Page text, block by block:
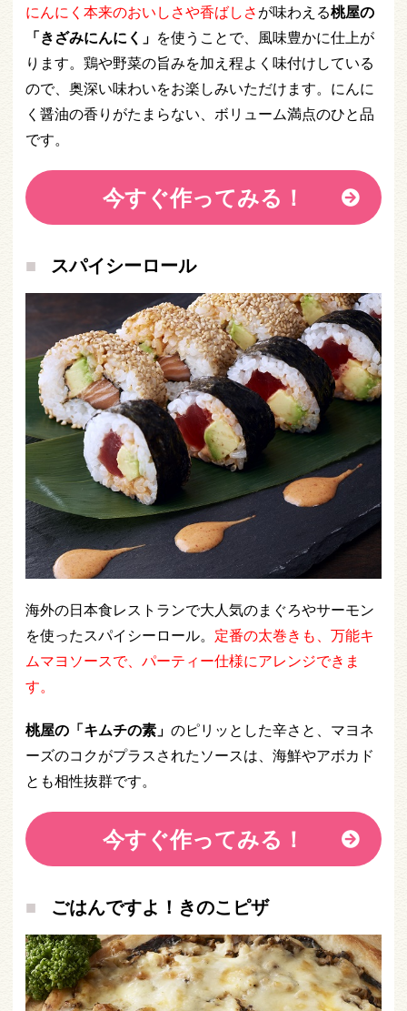
にんにく本来のおいしさや香ばしさが味わえる桃屋の
「きざみにんにく」 を使うことで、風味豊かに仕上が
ります。鶏や野菜の旨みを加え程よく味付けしている
ので、奥深い味わいをお楽しみいただけます。にんに
く醤油の香りがたまらない、ボリューム満点のひと品
です。
今すぐ作ってみる！
スパイシーロール
海外の日本食レストランで大人気のまぐろやサーモン
を使ったスパイシーロール。 定番の太巻きも、万能キ
ムマヨソースで、パーティー仕様にアレンジできま
す。
桃屋の「キムチの素」 のピリッとした辛さと、マヨネ
ーズのコクがプラスされたソースは、海鮮やアボカド
とも相性抜群です。
今すぐ作ってみる！
ごはんですよ！きのこピザ